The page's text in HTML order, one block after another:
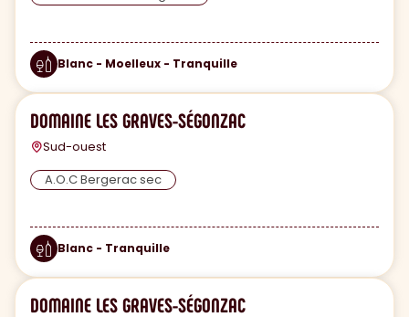
Blanc - Moelleux - Tranquille
DOMAINE LES GRAVES-SÉGONZAC
Sud-ouest
A.O.C Bergerac sec
Blanc - Tranquille
DOMAINE LES GRAVES-SÉGONZAC